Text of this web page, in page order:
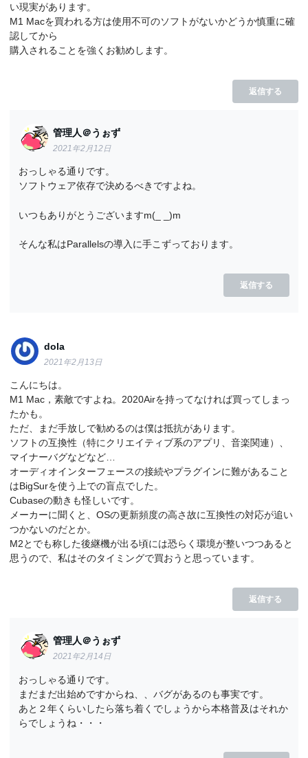
い現実があります。
M1 Macを買われる方は使用不可のソフトがないかどうか慎重に確
認してから
購入されることを強くお勧めします。
返信する
管理人＠うぉず
2021年2月12日
おっしゃる通りです。
ソフトウェア依存で決めるべきですよね。
いつもありがとうございますm(_ _)m
そんな私はParallelsの導入に手こずっております。
返信する
dola
2021年2月13日
こんにちは。
M1 Mac，素敵ですよね。2020Airを持ってなければ買ってしまっ
たかも。
ただ、まだ手放しで勧めるのは僕は抵抗があります。
ソフトの互換性（特にクリエイティブ系のアプリ、音楽関連）、
マイナーバグなどなど…
オーディオインターフェースの接続やプラグインに難があること
はBigSurを使う上での盲点でした。
Cubaseの動きも怪しいです。
メーカーに聞くと、OSの更新頻度の高さ故に互換性の対応が追い
つかないのだとか。
M2とでも称した後継機が出る頃には恐らく環境が整いつつあると
思うので、私はそのタイミングで買おうと思っています。
返信する
管理人＠うぉず
2021年2月14日
おっしゃる通りです。
まだまだ出始めですからね、、バグがあるのも事実です。
あと２年くらいしたら落ち着くでしょうから本格普及はそれか
らでしょうね・・・